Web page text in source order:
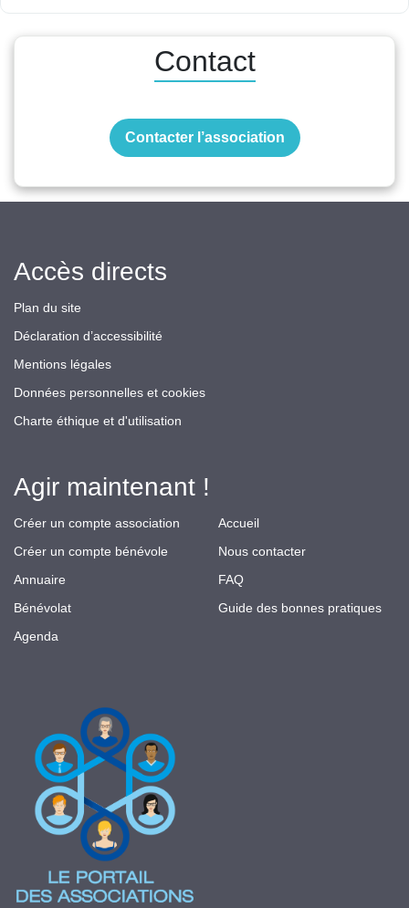
Contact
Contacter l’association
Accès directs
Plan du site
Déclaration d’accessibilité
Mentions légales
Données personnelles et cookies
Charte éthique et d'utilisation
Agir maintenant !
Créer un compte association
Créer un compte bénévole
Annuaire
Bénévolat
Agenda
Accueil
Nous contacter
FAQ
Guide des bonnes pratiques